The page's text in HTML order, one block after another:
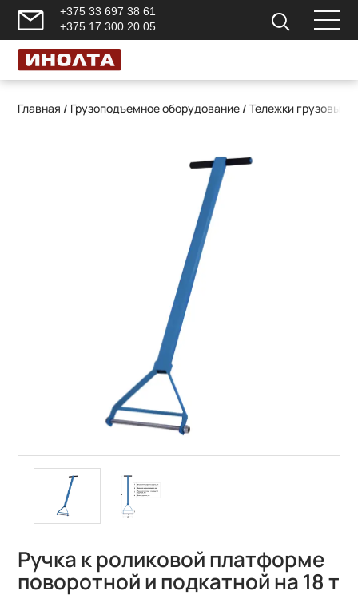
+375 33 697 38 61
+375 17 300 20 05
Главная / Грузоподъемное оборудование /Тележки грузовые
Ручка к роликовой платформе
поворотной и подкатной на 18 т